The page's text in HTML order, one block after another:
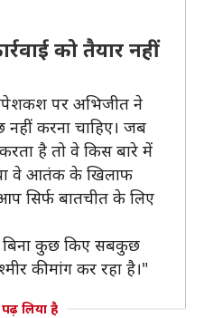
को तैयार नहीं
पेशकश पर अभिजीत ने
करना चाहिए। जब
है तो वे किस बारे में
वे आतंक के खिलाफ
सिर्फ बातचीत के लिए
बिना कुछ किए सबकुछ
की मांग कर रहा है।"
लिया है